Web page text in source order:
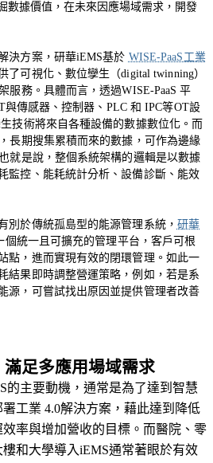
數據價值，在未來因應場域需求，開發
決方案，研華iEMS基於 WISE-PaaS工業
了可視化、數位孿生（digital twinning）
服務。具體而言，透過WISE-PaaS 平
傳感器、控制器、PLC 和 IPC等OT設
技術將來自各種設備的數據數位化。而
長期搜集累積而來的數據，可作為邊緣
就是說，整個系統架構的邏輯是以數據
監控、能耗統計分析、設備診斷、能效
別於傳統孤島型的能源管理系統， 研華
個統一且可擴充的管理平台，客戶可根
點，進而實現有效的閉環管理。如此一
結果即時調整營運策略，例如，若是系
源，可嘗試找出原因並提供管理者改善
足多應用場域需求
的主要動機，通常是為了達到智慧
工業 4.0解決方案，藉此達到降低
率與增加營收的目標。而醫院、零
和大學導入iEMS通常著眼於有效